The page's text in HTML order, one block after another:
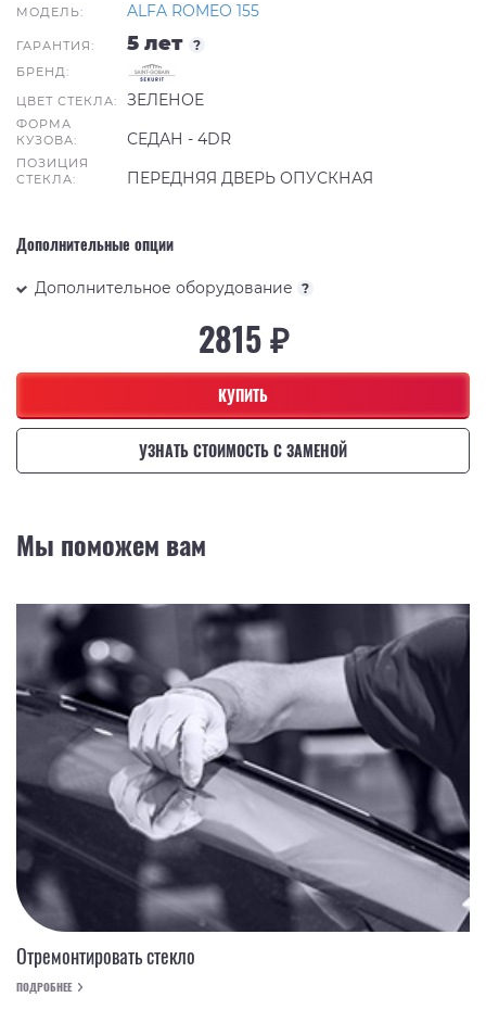
МОДЕЛЬ: ALFA ROMEO 155
ГАРАНТИЯ: 5 лет ?
БРЕНД:
ЦВЕТ СТЕКЛА:
ЗЕЛЕНОЕ
ФОРМА
КУЗОВА:
СЕДАН - 4DR
ПОЗИЦИЯ
СТЕКЛА:
ПЕРЕДНЯЯ ДВЕРЬ ОПУСКНАЯ
Дополнительные опции
Дополнительное оборудование ?
2815 ₽
КУПИТЬ
УЗНАТЬ СТОИМОСТЬ С ЗАМЕНОЙ
Мы поможем вам
Отремонтировать стекло
ПОДРОБНЕЕ